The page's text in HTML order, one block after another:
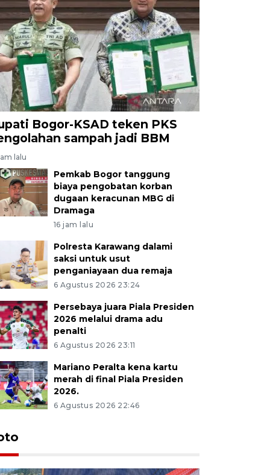
Bogor-KSAD teken PKS
sampah jadi BBM
lalu
Pemkab Bogor tanggung
biaya pengobatan korban
dugaan keracunan MBG di
Dramaga
16 jam lalu
Polresta Karawang dalami
saksi untuk usut
penganiayaan dua remaja
6 Agustus 2026 23:24
Persebaya juara Piala Presiden
2026 melalui drama adu
penalti
6 Agustus 2026 23:11
Mariano Peralta kena kartu
merah di final Piala Presiden
2026.
6 Agustus 2026 22:46